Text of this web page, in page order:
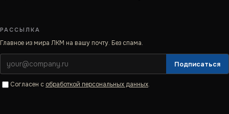
РАССЫЛКА
Главное из мира ЛКМ на вашу почту. Без спама.
Подписаться
Согласен с обработкой персональных данных.